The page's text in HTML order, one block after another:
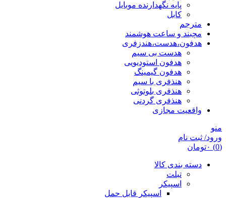
پایه نگهدارنده موبایل
کابل
مترجم
مچبند و ساعت هوشمند
هدفون،هدست،هندزفری
هدست بی سیم
هدفون استودیویی
هدفون گیمینگ
هنذفری با سیم
هنذفری بلوتوثی
هنذفری گردنی
واقعیت مجازی
منو
ورود/ ثبت نام
(0)
۰تومان
دسته بندی کالا
تبلت
اسپیکر
اسپیکر قابل حمل